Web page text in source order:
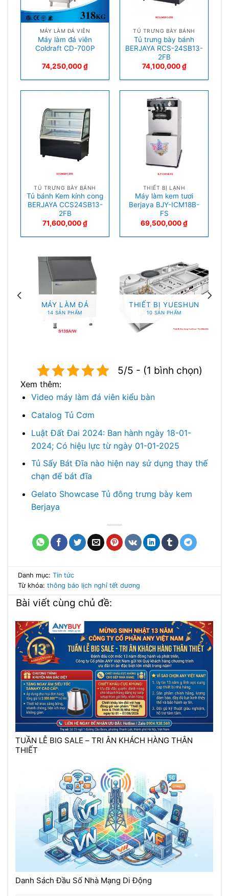
MÁY LÀM ĐÁ VIÊN
Máy làm đá viên
Coldraft CD-700P
74,250,000₫
TỦ TRƯNG BÀY BÁNH
Tủ trưng bày bánh
BERJAYA RCS-24SB13-
2FB
74,100,000₫
TỦ TRƯNG BÀY BÁNH
Tủ bánh Kem kính cong
BERJAYA CCS24SB13-
2FB
71,600,000₫
THIẾT BỊ LẠNH
Máy làm kem tươi
Berjaya BJY-ICM18B-
FS
69,500,000₫
MÁY LÀM ĐÁ
14 SẢN PHẨM
THIẾT BỊ YUESHUN
10 SẢN PHẨM
5/5 - (1 bình chọn)
Xem thêm:
Video máy làm đá viên kiểu bàn
Catalog Tủ Cơm
Luật Đất Đai 2024: Ban hành ngày 18-01-
2024; Có hiệu lực từ ngày 01-01-2025
Tủ Sấy Bát Đĩa nào hiện nay sử dụng thay thế
chạn để bát đĩa
Gelato Showcase Tủ đông trưng bày kem
Berjaya
Danh mục: Tin tức
Từ khóa: thông báo lịch nghỉ tết dương
Bài viết cùng chủ đề:
TUẦN LỄ BIG SALE – TRI ÂN KHÁCH HÀNG THÂN
THIẾT
Danh Sách Đầu Số Nhà Mạng Di Động